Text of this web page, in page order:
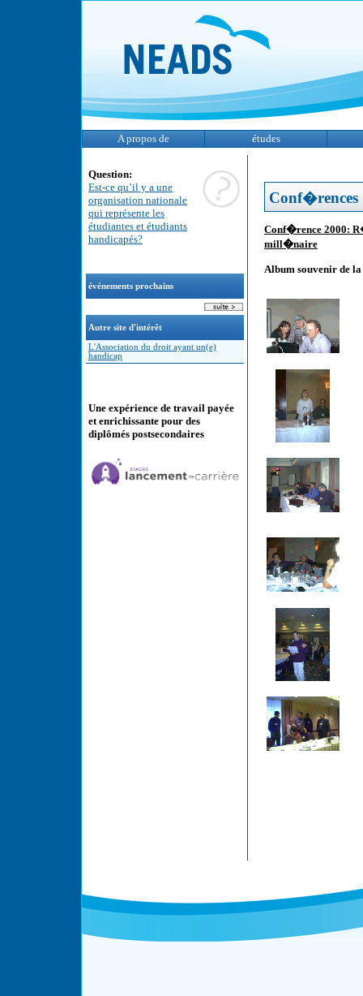
A propos de études
Question:
Est-ce qu’il y a une
organisation nationale
qui représente les
étudiantes et étudiants
handicapés?
événements prochains
Autre site d'intérêt
L'Association du droit ayant un(e)
handicap
Une expérience de travail payée
et enrichissante pour des
diplômés postsecondaires
Conf�rences
Conf�rence 2000:
mill�naire
Album souvenir de